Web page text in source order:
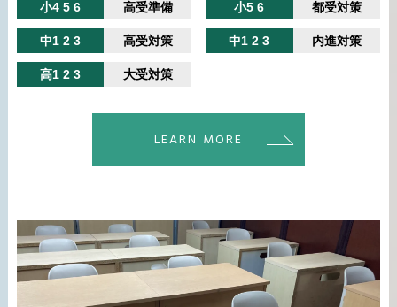
小4 5 6 高受準備 小5 6 都受対策
中1 2 3 高受対策 中1 2 3 内進対策
高1 2 3 大受対策
LEARN MORE